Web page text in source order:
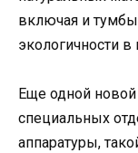
включая и
экологичности в
Еще одной
специальных
аппаратуры,